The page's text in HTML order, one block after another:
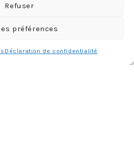
Refuser
préférences
Déclaration de confidentialité